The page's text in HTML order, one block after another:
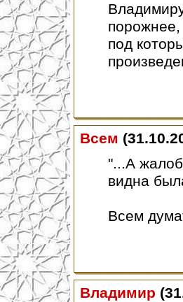
под
Всем
"...А
видна
Всем
Владимир